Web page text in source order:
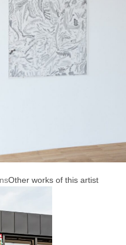
Other works of this artist